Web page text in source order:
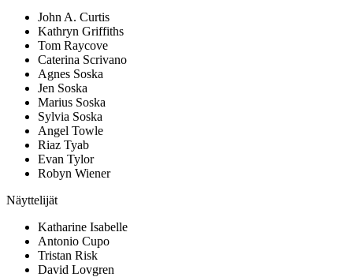
John A. Curtis
Kathryn Griffiths
Tom Raycove
Caterina Scrivano
Agnes Soska
Jen Soska
Marius Soska
Sylvia Soska
Angel Towle
Riaz Tyab
Evan Tylor
Robyn Wiener
Näyttelijät
Katharine Isabelle
Antonio Cupo
Tristan Risk
David Lovgren